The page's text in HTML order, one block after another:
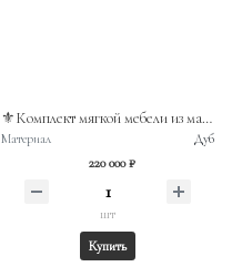
⚜️Комплект мягкой мебели из массива дуба в классическом французском стиле
Материал Дуб
220 000 ₽
шт
Купить